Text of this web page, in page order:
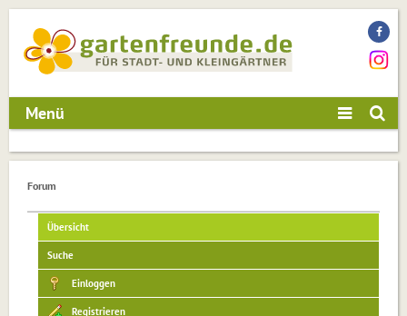
Menü
Forum
Übersicht
Suche
Einloggen
Registrieren